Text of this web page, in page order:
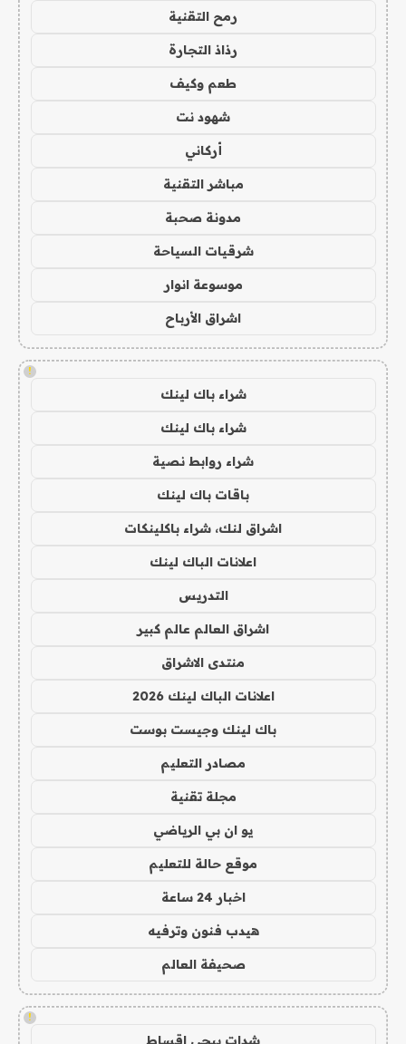
رمح التقنية
رذاذ التجارة
طعم وكيف
شهود نت
أركاني
مباشر التقنية
مدونة صحبة
شرقيات السياحة
موسوعة انوار
اشراق الأرباح
!
شراء باك لينك
شراء باك لينك
شراء روابط نصية
باقات باك لينك
اشراق لنك، شراء باكلينكات
اعلانات الباك لينك
التدريس
اشراق العالم عالم كبير
منتدى الاشراق
اعلانات الباك لينك 2026
باك لينك وجيست بوست
مصادر التعليم
مجلة تقنية
يو ان بي الرياضي
موقع حالة للتعليم
اخبار 24 ساعة
هيدب فنون وترفيه
صحيفة العالم
!
شدات ببجي اقساط